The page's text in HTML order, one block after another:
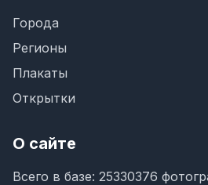
Города
Регионы
Плакаты
Открытки
О сайте
Всего в базе: 25330376